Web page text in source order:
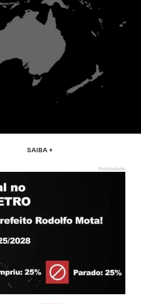
SAIBA +
Publicidade